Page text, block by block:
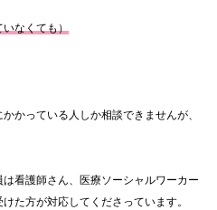
なくても）
かっている人しか相談できませんが、
は看護師さん、医療ソーシャルワーカー
た方が対応してくださっています。